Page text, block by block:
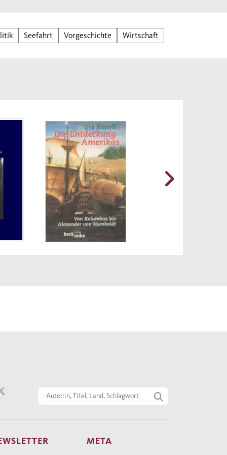
Seefahrt Vorgeschichte Wirtschaft
META